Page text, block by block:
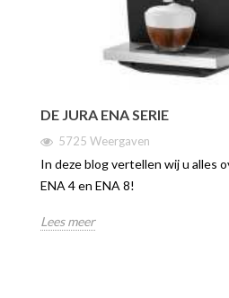
DE JURA ENA SERIE
5725 Weergaven
In deze blog vertellen wij u alles
ENA 4 en ENA 8!
Lees meer